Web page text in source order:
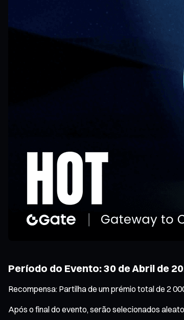
Período do Evento: 30 de Abril de
Recompensa: Partilha de um prémio total de 2
Após o final do evento, serão selecionados